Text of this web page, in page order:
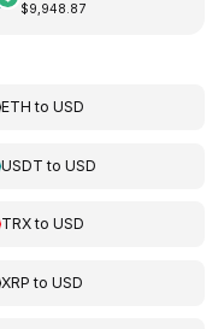
$9,948.87
ETH toUSD
USDT toUSD
TRXtoUSD
XRP toUSD